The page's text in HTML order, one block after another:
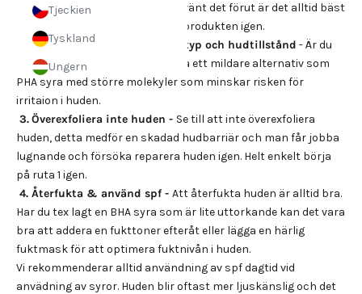
Tjeckien
Tyskland
Ungern
sommarens rutin eller aldrig använt det förut är det alltid bäst
att försiktigt vänja in huden vid produkten igen.
Anpassa syran efter din hudtyp och hudtillstånd - Är du
känslig kan det vara bra att välja ett mildare alternativ som
PHA syra med större molekyler som minskar risken för
irritaion i huden.
3.Överexfoliera inte huden - Se till att inte överexfoliera
huden, detta medför en skadad hudbarriär och man får jobba
lugnande och försöka reparera huden igen. Helt enkelt börja
på ruta 1 igen.
4. Återfukta & använd spf - Att återfukta huden är alltid bra.
Har du tex lagt en BHA syra som är lite uttorkande kan det vara
bra att addera en fukttoner efteråt eller lägga en härlig
fuktmask för att optimera fuktnivån i huden.
Vi rekommenderar alltid användning av spf dagtid vid
anvädning av syror. Huden blir oftast mer ljuskänslig och det